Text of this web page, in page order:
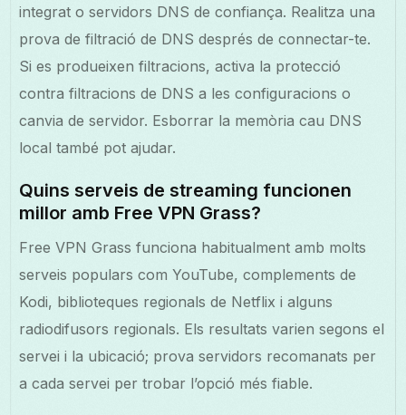
integrat o servidors DNS de confiança. Realitza una
prova de filtració de DNS després de connectar-te.
Si es produeixen filtracions, activa la protecció
contra filtracions de DNS a les configuracions o
canvia de servidor. Esborrar la memòria cau DNS
local també pot ajudar.
Quins serveis de streaming funcionen
millor amb Free VPN Grass?
Free VPN Grass funciona habitualment amb molts
serveis populars com YouTube, complements de
Kodi, biblioteques regionals de Netflix i alguns
radiodifusors regionals. Els resultats varien segons el
servei i la ubicació; prova servidors recomanats per
a cada servei per trobar l’opció més fiable.